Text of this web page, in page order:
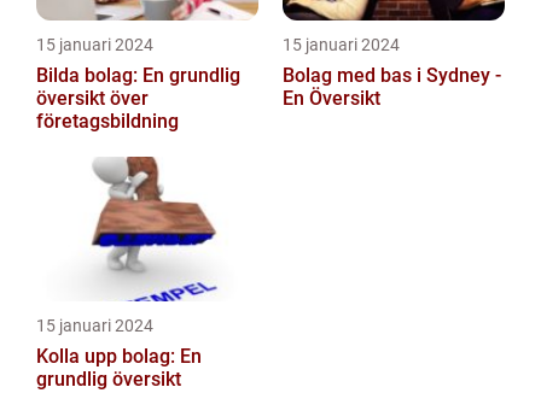
15 januari 2024
Bilda bolag: En grundlig
översikt över
företagsbildning
15 januari 2024
Bolag med bas i Sydney -
En Översikt
15 januari 2024
Kolla upp bolag: En
grundlig översikt